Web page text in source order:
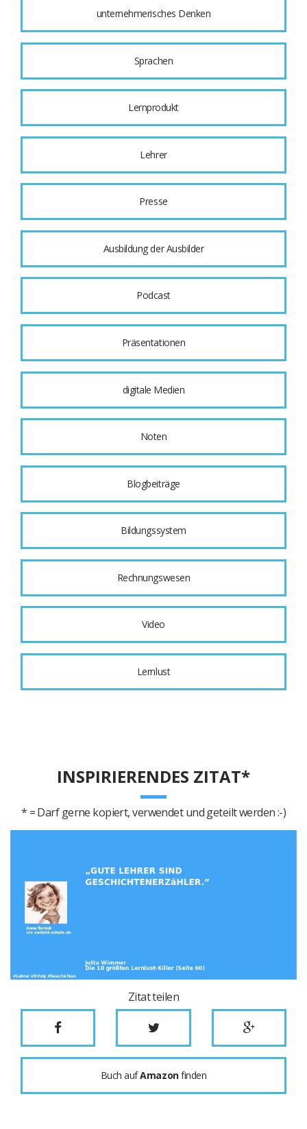
unternehmerisches Denken
Sprachen
Lernprodukt
Lehrer
Presse
Ausbildung der Ausbilder
Podcast
Präsentationen
digitale Medien
Noten
Blogbeiträge
Bildungssystem
Rechnungswesen
Video
Lernlust
INSPIRIERENDES ZITAT*
* = Darf gerne kopiert, verwendet und geteilt werden :-)
Zitat teilen
Buch aufAmazonfinden